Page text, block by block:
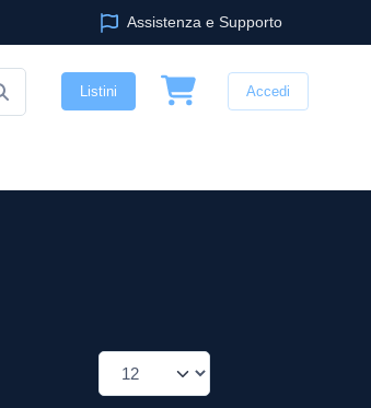
Assistenza e Supporto
Listini Accedi